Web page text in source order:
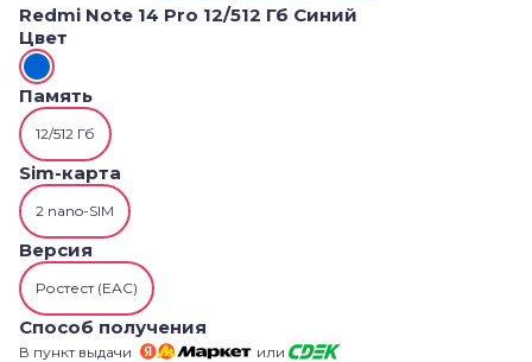
Redmi Note 14 Pro 12/512 Гб Синий
Цвет
Память
12/512 Гб
Sim-карта
2 nano-SIM
Версия
Ростест (ЕАС)
Способ получения
В пункт выдачи или